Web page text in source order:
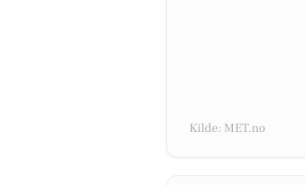
Kilde: MET.no